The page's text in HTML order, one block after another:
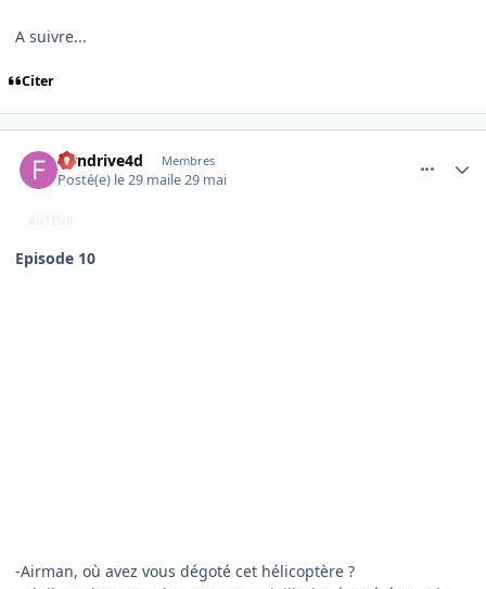
A suivre...
Citer
flyndrive4d Membres
Posté(e) le 29 maile 29 mai
AUTEUR
Episode 10
-Airman, où avez vous dégoté cet hélicoptère ?